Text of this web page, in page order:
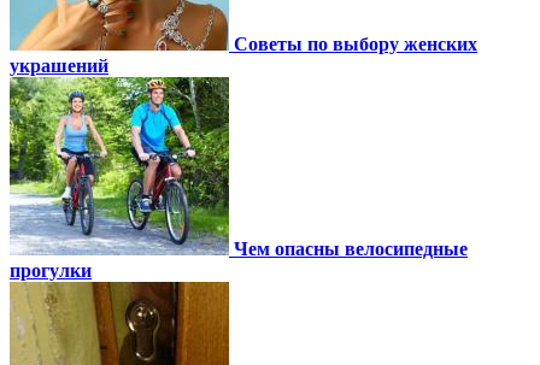
Советы по выбору женских
украшений
Чем опасны велосипедные
прогулки